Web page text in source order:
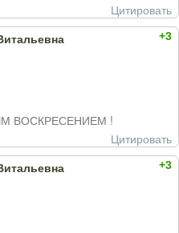
Цитировать
+3
ВОСКРЕСЕНИЕМ !
Цитировать
+3